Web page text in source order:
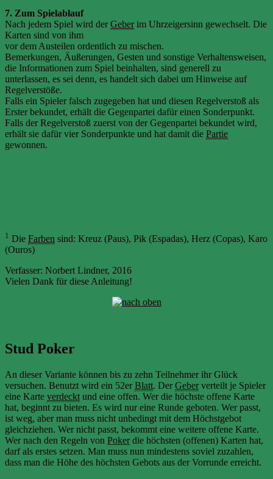
7. Zum Spielablauf
Nach jedem Spiel wird derGeberim Uhrzeigersinn gewechselt. Die
Karten sind von ihm
vor dem Austeilen ordentlich zu mischen.
Bemerkungen, Äußerungen, Gesten und sonstige Verhaltensweisen,
die Informationen zum Spiel beinhalten, sind generell zu
unterlassen, es sei denn, es handelt sich dabei um Hinweise auf
Regelverstöße.
Falls ein Spieler falsch zugegeben hat und diesen Regelverstoß als
Erster bekundet, erhält die Gegenpartei dafür einen Sonderpunkt.
Falls der Regelverstoß zuerst von der Gegenpartei bekundet wird,
erhält sie dafür vier Sonderpunkte und hat damit die Partie
gewonnen.
1 Die Farben sind: Kreuz (Paus), Pik (Espadas), Herz (Copas), Karo
(Ouros)
Verfasser: Norbert Lindner, 2016
Vielen Dank für diese Anleitung!
Stud Poker
An dieser Variante können bis zu zehn Teilnehmer ihr Glück
versuchen. Benutzt wird ein 52erBlatt. DerGeberverteilt je Spieler
eine Karte verdeckt und eine offen. Wer die höchste offene Karte
hat, beginnt zu bieten. Es wird nur eine Runde geboten. Wer passt,
ist weg, aber man muss nicht unbedingt mit dem Höchstgebot
gleichziehen. Wer nicht passt, bekommt eine weitere offene Karte.
Wer nach den Regeln von Pokerdie höchsten (offenen) Karten hat,
darf als erstes setzen. Man muss nun mindestens soviel zuzahlen,
dass man die Höhe des höchsten Gebots aus der Vorrunde erreicht.